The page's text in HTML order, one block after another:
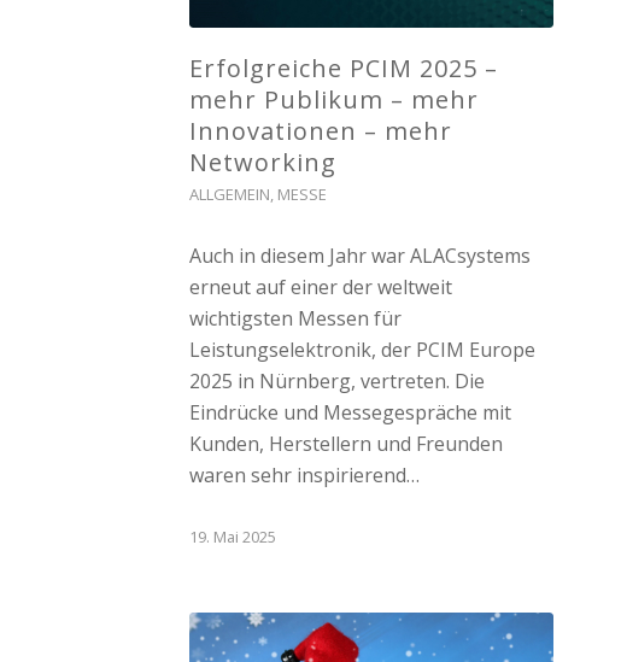
Erfolgreiche PCIM 2025 –
mehr Publikum – mehr
Innovationen – mehr
Networking
ALLGEMEIN, MESSE
Auch in diesem Jahr war ALACsystems
erneut auf einer der weltweit
wichtigsten Messen für
Leistungselektronik, der PCIM Europe
2025 in Nürnberg, vertreten. Die
Eindrücke und Messegespräche mit
Kunden, Herstellern und Freunden
waren sehr inspirierend…
19. Mai 2025